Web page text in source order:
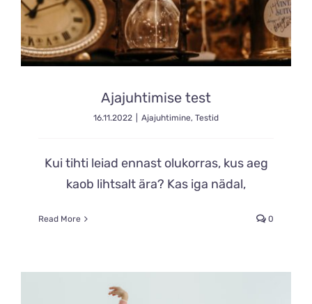
Ajajuhtimise test
16.11.2022 Ajajuhtimine, Testid
Kui tihti leiad ennast olukorras, kus aeg
kaob lihtsalt ära? Kas iga nädal,
Read More 0